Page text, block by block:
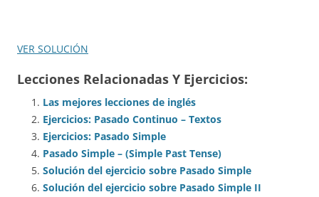
VER SOLUCIÓN
Lecciones Relacionadas Y Ejercicios:
Las mejores lecciones de inglés
Ejercicios: Pasado Continuo – Textos
Ejercicios: Pasado Simple
Pasado Simple – (Simple Past Tense)
Solución del ejercicio sobre Pasado Simple
Solución del ejercicio sobre Pasado Simple II